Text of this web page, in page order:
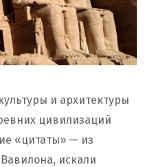
и архитектуры
цивилизаций
«цитаты» — из
искали